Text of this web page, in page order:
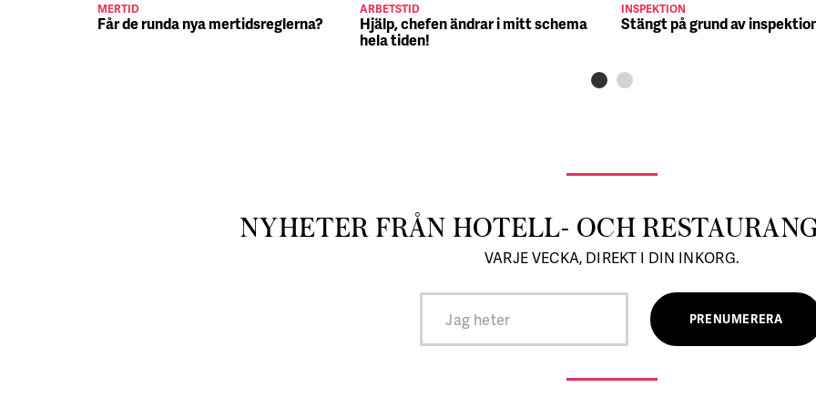
MERTID
Får de runda nya mertidsreglerna?
ARBETSTID
Hjälp, chefen ändrar i mitt schema
hela tiden!
INSPEKTION
Stängt på grund av
NYHETER FRÅN HOTELL- OCH
VARJE VECKA, DIREKT I DIN INKORG.